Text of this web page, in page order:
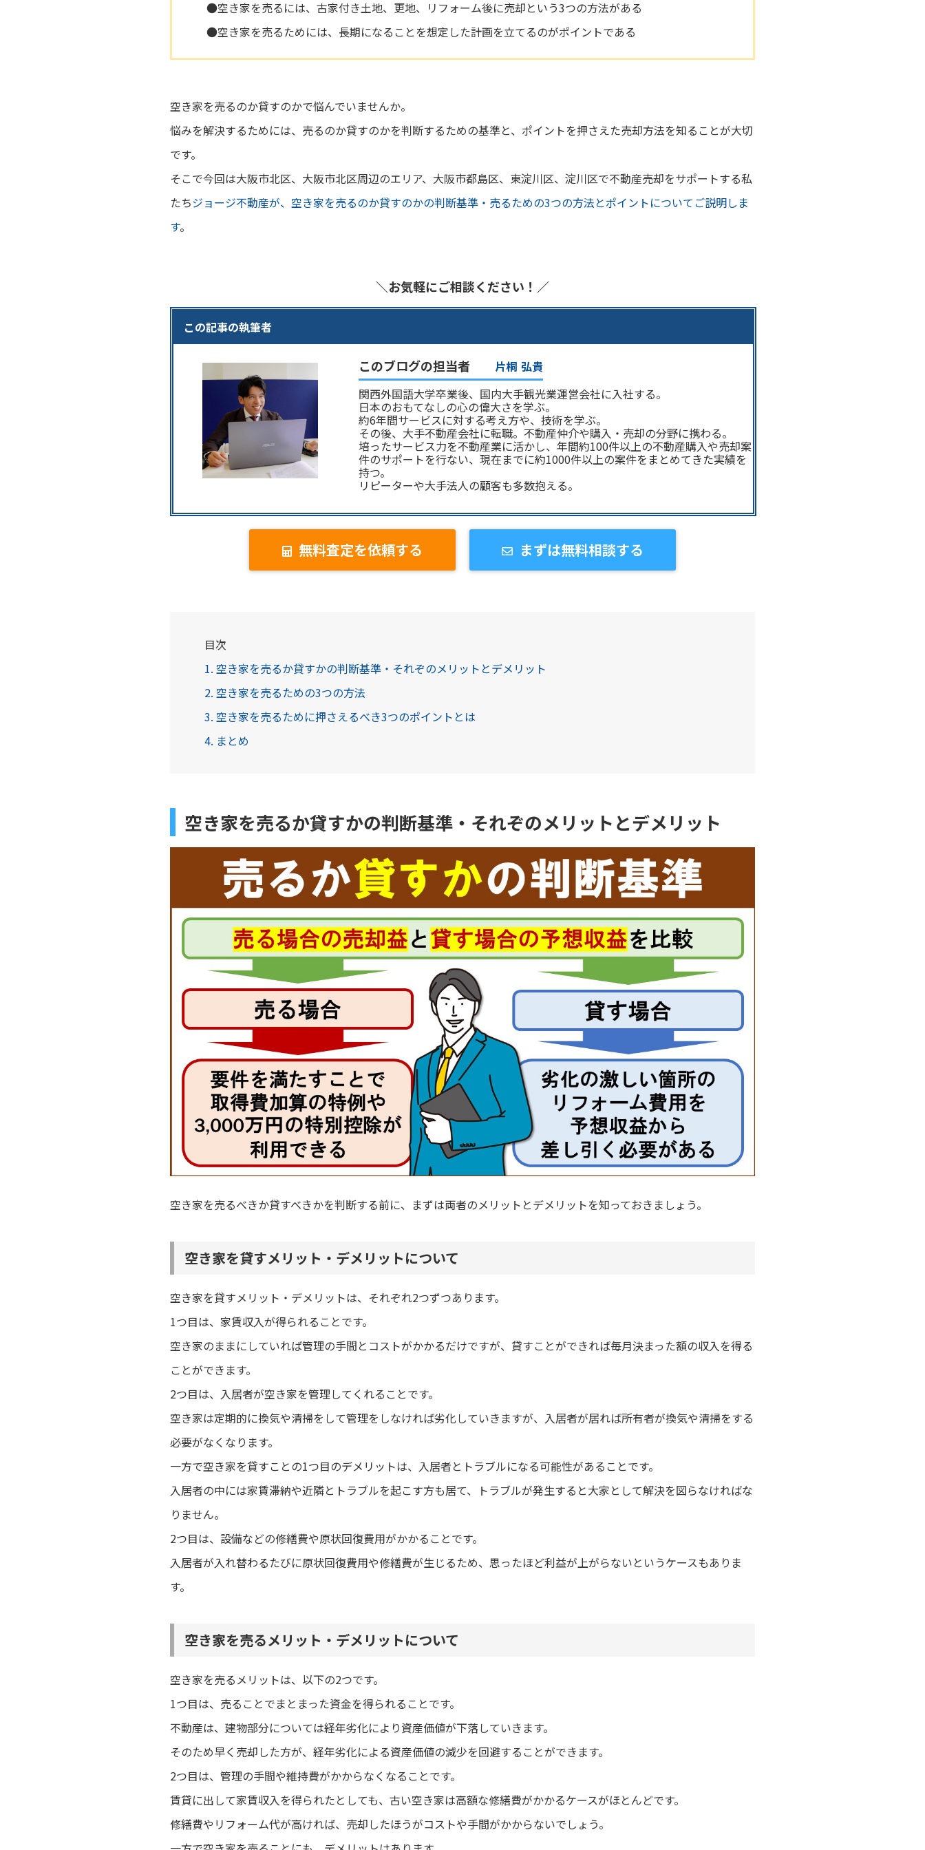
●空き家を売るには、古家付き土地、更地、リフォーム後に売却という3つの方法がある
●空き家を売るためには、長期になることを想定した計画を立てるのがポイントである
空き家を売るのか貸すのかで悩んでいませんか。
悩みを解決するためには、売るのか貸すのかを判断するための基準と、ポイントを押さえた売却方法を知ることが大切
です。
そこで今回は大阪市北区、大阪市北区周辺のエリア、大阪市都島区、東淀川区、淀川区で不動産売却をサポートする私
たちジョージ不動産が、空き家を売るのか貸すのかの判断基準・売るための3つの方法とポイントについてご説明しま
す。
＼お気軽にご相談ください！／
この記事の執筆者
このブログの担当者 片桐 弘貴
関西外国語大学卒業後、国内大手観光業運営会社に入社する。
日本のおもてなしの心の偉大さを学ぶ。
約6年間サービスに対する考え方や、技術を学ぶ。
その後、大手不動産会社に転職。不動産仲介や購入・売却の分野に携わる。
培ったサービス力を不動産業に活かし、年間約100件以上の不動産購入や売却案
件のサポートを行ない、現在までに約1000件以上の案件をまとめてきた実績を
持つ。
リピーターや大手法人の顧客も多数抱える。
無料査定を依頼する まずは無料相談する
目次
1. 空き家を売るか貸すかの判断基準・それぞのメリットとデメリット
2. 空き家を売るための3つの方法
3. 空き家を売るために押さえるべき3つのポイントとは
4. まとめ
空き家を売るか貸すかの判断基準・それぞのメリットとデメリット
空き家を売るべきか貸すべきかを判断する前に、まずは両者のメリットとデメリットを知っておきましょう。
空き家を貸すメリット・デメリットについて
空き家を貸すメリット・デメリットは、それぞれ2つずつあります。
1つ目は、家賃収入が得られることです。
空き家のままにしていれば管理の手間とコストがかかるだけですが、貸すことができれば毎月決まった額の収入を得る
ことができます。
2つ目は、入居者が空き家を管理してくれることです。
空き家は定期的に換気や清掃をして管理をしなければ劣化していきますが、入居者が居れば所有者が換気や清掃をする
必要がなくなります。
一方で空き家を貸すことの1つ目のデメリットは、入居者とトラブルになる可能性があることです。
入居者の中には家賃滞納や近隣とトラブルを起こす方も居て、トラブルが発生すると大家として解決を図らなければな
りません。
2つ目は、設備などの修繕費や原状回復費用がかかることです。
入居者が入れ替わるたびに原状回復費用や修繕費が生じるため、思ったほど利益が上がらないというケースもありま
す。
空き家を売るメリット・デメリットについて
空き家を売るメリットは、以下の2つです。
1つ目は、売ることでまとまった資金を得られることです。
不動産は、建物部分については経年劣化により資産価値が下落していきます。
そのため早く売却した方が、経年劣化による資産価値の減少を回避することができます。
2つ目は、管理の手間や維持費がかからなくなることです。
賃貸に出して家賃収入を得られたとしても、古い空き家は高額な修繕費がかかるケースがほとんどです。
修繕費やリフォーム代が高ければ、売却したほうがコストや手間がかからないでしょう。